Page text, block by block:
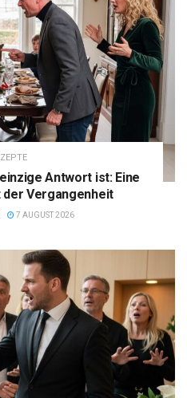
Antwort ist: Eine
Vergangenheit
7 AUGUST 2026